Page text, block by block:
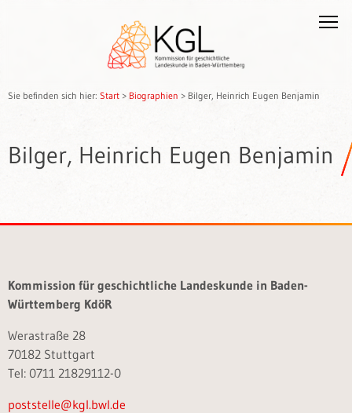
Sie befinden sich hier: Start > Biographien > Bilger, Heinrich Eugen Benjamin
Bilger, Heinrich Eugen Benjamin
Kommission für geschichtliche Landeskunde in Baden-
Württemberg KdöR
Werastraße 28
70182 Stuttgart
Tel: 0711 21829112-0
poststelle@kgl.bwl.de